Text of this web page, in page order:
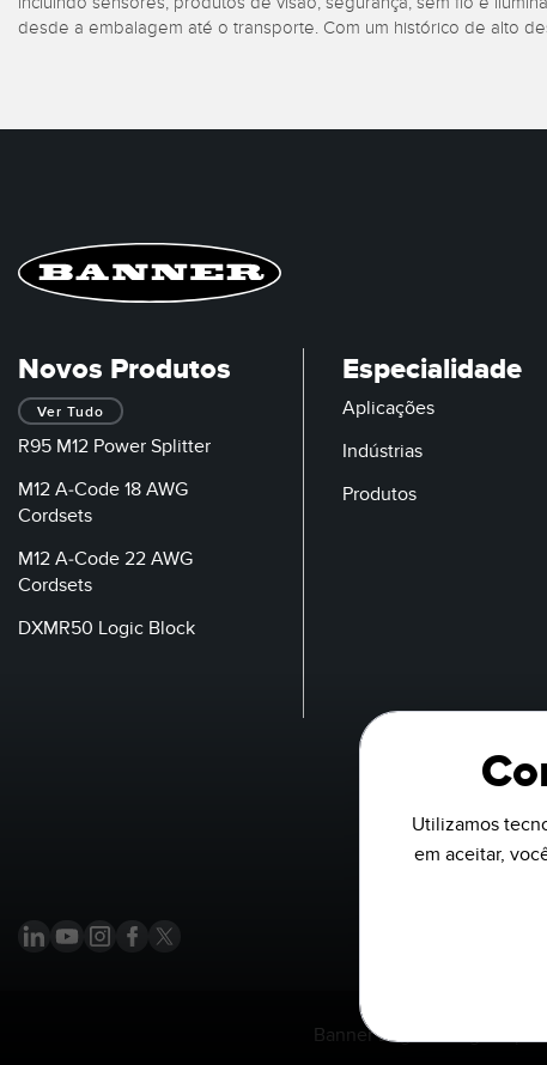
desde a embalagem até o transporte. Com um histórico de alto
Novos Produtos
Ver Tudo
R95 M12 Power Splitter
M12 A-Code 18 AWG
Cordsets
M12 A-Code 22 AWG
Cordsets
DXMR50 Logic Block
Especialidade
Aplicações
Indústrias
Produtos
Banner Engineering Corp.
Utilizamos
em aceitar,